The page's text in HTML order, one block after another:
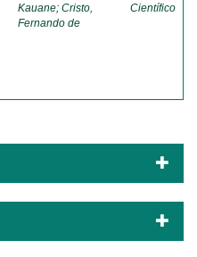
Kauane; Cristo,
Fernando de
Científico